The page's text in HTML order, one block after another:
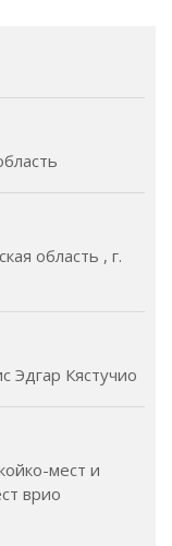
область , г.
Эдгар Кястучио
мест и
врио